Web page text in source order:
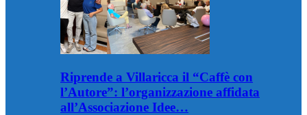
Riprende a Villaricca il “Caffè con
l’Autore”: l’organizzazione affidata
all’Associazione Idee…